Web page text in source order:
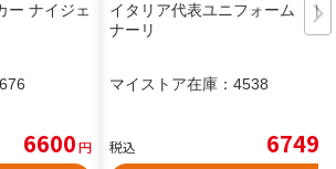
ー ナイジェ
6600円
イタリア代表ユニフォーム ト
ナーリ
マイストア在庫： 4538
税込 6749